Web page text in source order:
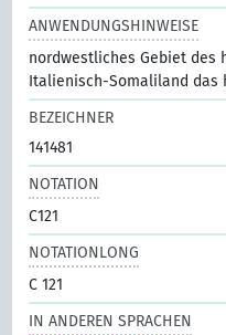
ANWENDUNGSHINWEISE
nordwestliches Gebiet des
Italienisch-Somaliland das
BEZEICHNER
141481
NOTATION
C121
NOTATIONLONG
C 121
IN ANDEREN SPRACHEN